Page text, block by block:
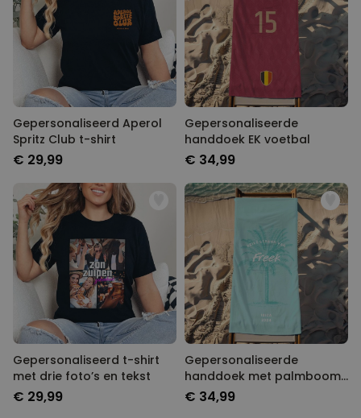
Gepersonaliseerd Aperol
Spritz Club t-shirt
€ 29,99
Gepersonaliseerde
handdoek EK voetbal
€ 34,99
Gepersonaliseerd t-shirt
met drie foto’s en tekst
€ 29,99
Gepersonaliseerde
handdoek met palmboom
en tekst
€ 34,99